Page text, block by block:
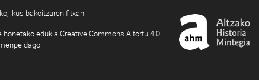
ikus bakoitzaren fitxan.
honetako edukia Creative Commons Aitortu 4.0
dago.